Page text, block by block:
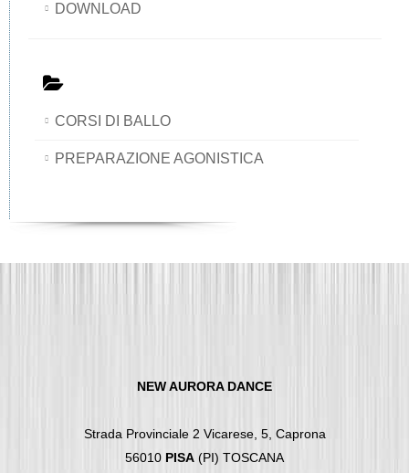
DOWNLOAD
CORSI DI BALLO
PREPARAZIONE AGONISTICA
NEW AURORA DANCE
Strada Provinciale 2 Vicarese, 5, Caprona
56010 PISA (PI) TOSCANA